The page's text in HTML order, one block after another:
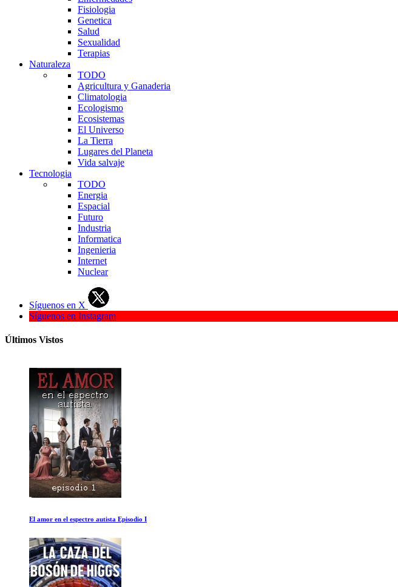
Fisiologia
Genetica
Salud
Sexualidad
Terapias
Naturaleza
TODO
Agricultura y Ganaderia
Climatologia
Ecologismo
Ecosistemas
El Universo
La Tierra
Lugares del Planeta
Vida salvaje
Tecnologia
TODO
Energia
Espacial
Futuro
Industria
Informatica
Ingenieria
Internet
Nuclear
Síguenos en X
Síguenos en Instagram
Últimos Vistos
El Secreto